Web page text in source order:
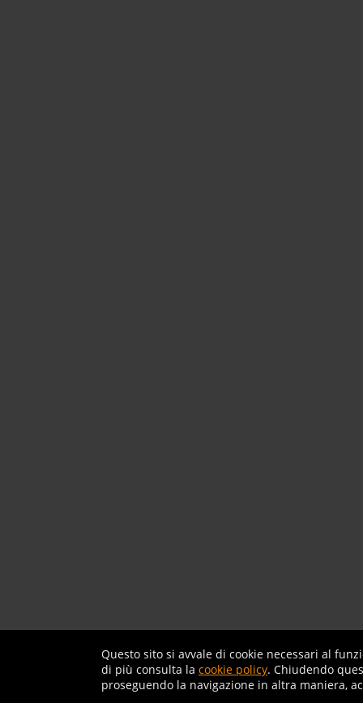
Questo sito si avvale di cookie necessari al
di più consulta la cookie policy. Chiudendo
proseguendo la navigazione in altra maniera,